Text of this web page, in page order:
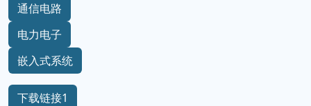
通信电路
电力电子
嵌入式系统
下载链接1